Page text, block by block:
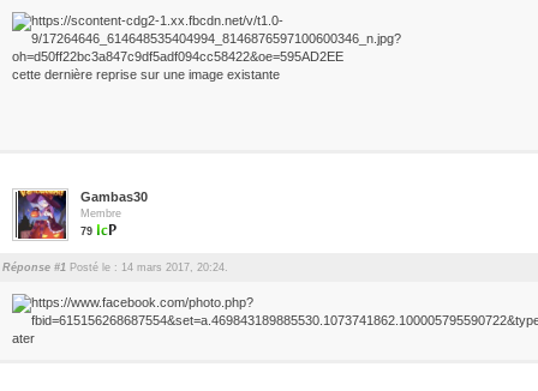
cette dernière reprise sur une image existante
Gambas30
Membre
79
Réponse #1 Posté le : 14 mars 2017, 20:24.